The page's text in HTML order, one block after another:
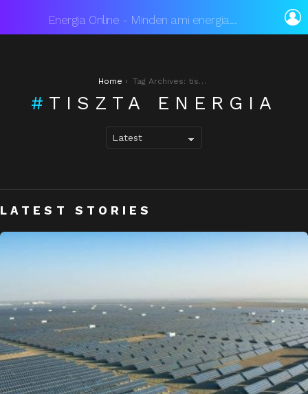
Energia Online - Minden ami energia...
Home Tag Archives: tiszta energia
TISZTA ENERGIA
LATEST STORIES